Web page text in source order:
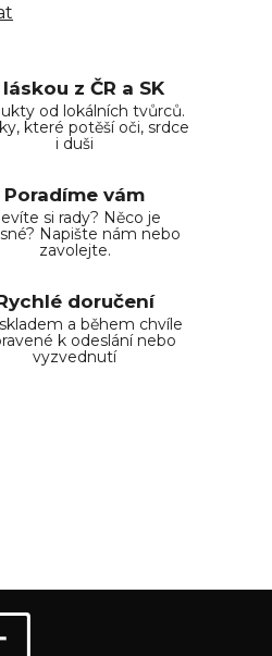
láskou z ČR a SK
od lokálních tvůrců.
které potěší oči, srdce
i duši
Poradíme vám
si rady? Něco je
Napište nám nebo
zavolejte.
doručení
a během chvíle
k odeslání nebo
vyzvednutí